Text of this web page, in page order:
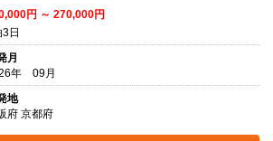
円 ～ 270,000円
日
月
年 09月
地
府 京都府